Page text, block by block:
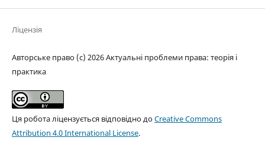
Ліцензія
Авторське право (c) 2026 Актуальні проблеми права: теорія і
практика
Ця робота ліцензується відповідно доCreative Commons
Attribution 4.0 International License.